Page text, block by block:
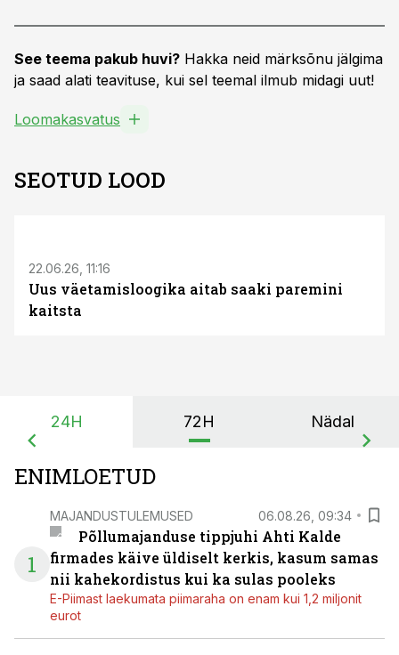
See teema pakub huvi? Hakka neid märksõnu jälgima
ja saad alati teavituse, kui sel teemal ilmub midagi uut!
Loomakasvatus
SEOTUD LOOD
22.06.26, 11:16
Uus väetamisloogika aitab saaki paremini
kaitsta
24H 72H Nädal
ENIMLOETUD
1
MAJANDUSTULEMUSED 06.08.26, 09:34
Põllumajanduse tippjuhi Ahti Kalde
firmades käive üldiselt kerkis, kasum samas
nii kahekordistus kui ka sulas pooleks
E-Piimast laekumata piimaraha on enam kui 1,2 miljonit
eurot